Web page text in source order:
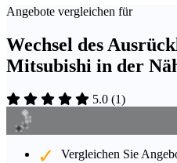
Angebote vergleichen für
Wechsel des
Mitsubishi in der
5.0 (1)
Vergleichen Sie